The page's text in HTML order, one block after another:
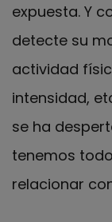
expuesta. Y
detecte su
actividad
intensidad,
se ha
tenemos
relacionar